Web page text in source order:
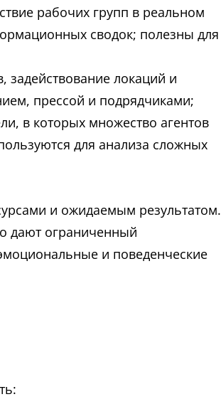
рабочих групп в реальном
сводок; полезны для
локаций и
прессой и подрядчиками;
в которых множество агентов
для анализа сложных
и ожидаемым результатом.
дают ограниченный
и поведенческие